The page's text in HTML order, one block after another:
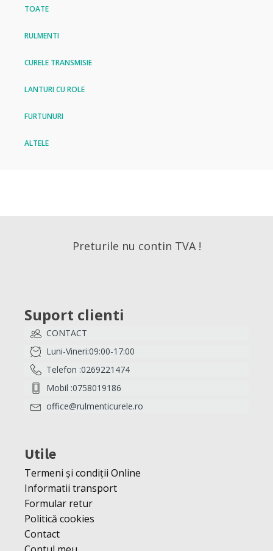
TOATE
RULMENTI
CURELE TRANSMISIE
LANTURI CU ROLE
FURTUNURI
ALTELE
Preturile nu contin TVA !
Suport clienti
CONTACT
Luni-Vineri:09:00-17:00
Telefon :0269221474
Mobil :0758019186
office@rulmenticurele.ro
Utile
Termeni și condiții Online
Informatii transport
Formular retur
Politică cookies
Contact